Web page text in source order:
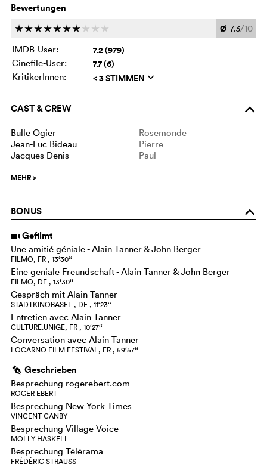
Bewertungen
ccccccc c c c Ø 7.3/10
IMDB-User:
7.2 (979)
Cinefile-User: 7.7 (6)
KritikerInnen: < 3 STIMMEN q
CAST & CREW o
Bulle Ogier
Rosemonde
Jean-Luc Bideau
Pierre
Jacques Denis
Paul
MEHR>
BONUS o
i Gefilmt
Une amitié géniale - Alain Tanner & John Berger
FILMO, FR , 13‘30‘‘
Eine geniale Freundschaft - Alain Tanner & John Berger
FILMO, DE , 13‘30‘‘
Gespräch mit Alain Tanner
STADTKINOBASEL , DE , 11‘23‘‘
Entretien avec Alain Tanner
CULTURE.UNIGE, FR , 10‘27‘‘
Conversation avec Alain Tanner
LOCARNO FILM FESTIVAL, FR , 59‘57‘‘
g Geschrieben
Besprechung rogerebert.com
ROGER EBERT
Besprechung New York Times
VINCENT CANBY
Besprechung Village Voice
MOLLY HASKELL
Besprechung Télérama
FRÉDÉRIC STRAUSS